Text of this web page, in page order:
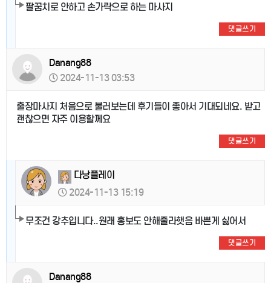
팔꿈치로 안하고 손가락으로 하는 마사지
댓글쓰기
Danang88
2024-11-13 03:53
출장마사지 처음으로 불러보는데 후기들이 좋아서 기대되네요. 받고
괜찮으면 자주 이용할께요
댓글쓰기
다낭플레이
2024-11-13 15:19
무조건 강추입니다..원래 홍보도 안해줄라햇음 바쁜게 싫어서
댓글쓰기
Danang88